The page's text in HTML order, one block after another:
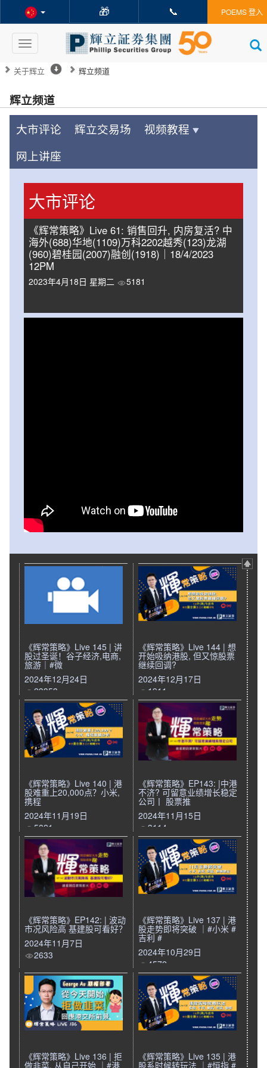
🎁 📞 POEMS 登入
Toggle
navigation
关于辉立 辉立频道
辉立频道
大市评论 辉立交易场
视频教程
网上讲座
大市评论
《辉常策略》Live 61: 销售回升, 内房复活? 中
海外(688)华地(1109)万科2202越秀(123)龙湖
(960)碧桂园(2007)融创(1918)｜18/4/2023
12PM
2023年4月18日 星期二 5181
《辉常策略》Live 145 | 讲
股过圣诞！谷子经济,电商,
旅游｜#微
2024年12月24日
23353
《辉常策略》Live 144 | 想
开始吸纳港股, 但又惊股票
继续回调?
2024年12月17日
1911
《辉常策略》Live 140 | 港
股难重上20,000点？小米,
携程
2024年11月19日
5821
《辉常策略》EP143: |中港
不济? 可留意业绩增长稳定
公司丨 股票推
2024年11月15日
3114
《辉常策略》EP142: | 波动
市况风险高 基建股可看好？
2024年11月7日
2633
《辉常策略》Live 137 | 港
股走势即将突破 ｜#小米 #
吉利 #
2024年10月29日
4572
《辉常策略》Live 136 | 拒
做韭菜, 从自己开始 ｜#港
《辉常策略》Live 135 | 港
股系时候转玩法 ｜#恒指 #